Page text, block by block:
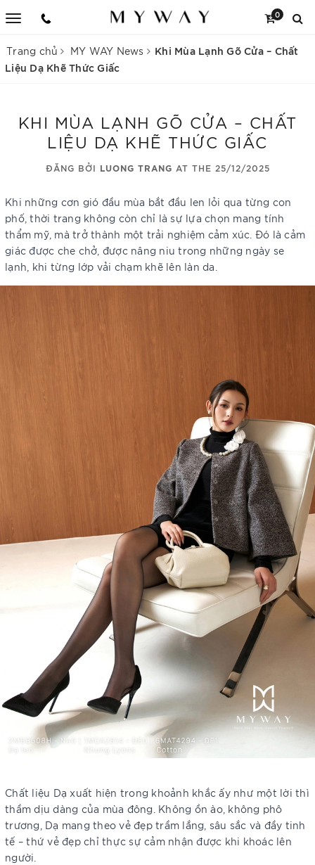
0
Trang chủ MY WAY News
Khi Mùa Lạnh Gõ Cửa – Chất
Liệu Dạ Khẽ Thức Giấc
KHI MÙA LẠNH GÕ CỬA – CHẤT
LIỆU DẠ KHẼ THỨC GIẤC
ĐĂNG BỞI LUONG TRANG AT THE 25/12/2025
Khi những cơn gió đầu mùa bắt đầu len lỏi qua từng con
phố, thời trang không còn chỉ là sự lựa chọn mang tính
thẩm mỹ, mà trở thành một trải nghiệm cảm xúc. Đó là cảm
giác được che chở, được nâng niu trong những ngày se
lạnh, khi từng lớp vải chạm khẽ lên làn da.
Chất liệu Dạ xuất hiện trong khoảnh khắc ấy như một lời thì
thầm dịu dàng của mùa đông. Không ồn ào, không phô
trương, Dạ mang theo vẻ đẹp trầm lắng, sâu sắc và đầy tinh
tế – thứ vẻ đẹp chỉ thực sự cảm nhận được khi khoác lên
người.